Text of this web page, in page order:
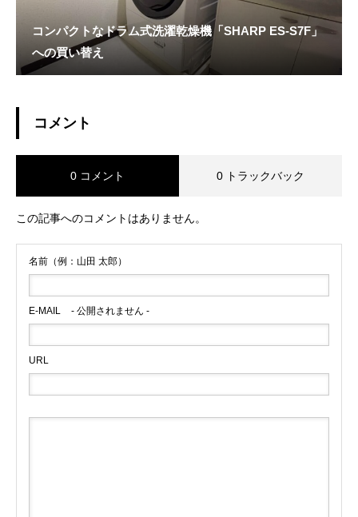
コンパクトなドラム式洗濯乾燥機「SHARP ES-S7F」
への買い替え
コメント
0 コメント 0 トラックバック
この記事へのコメントはありません。
名前（例：山田 太郎）
E-MAIL - 公開されません -
URL